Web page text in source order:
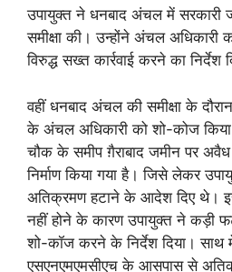
उपायुक्त ने धनबाद अंचल में सरकारी
समीक्षा की। उन्होंने अंचल अधिकारी
विरुद्ध सख्त कार्रवाई करने का निर्देश
वहीं धनबाद अंचल की समीक्षा के
के अंचल अधिकारी को शो-कोज
चौक के समीप ग़ैराबाद जमीन पर
निर्माण किया गया है। जिसे लेकर
अतिक्रमण हटाने के आदेश दिए थे। इस
नहीं होने के कारण उपायुक्त ने कड़ी
शो-कॉज करने के निर्देश दिया। साथ
एसएनएमएमसीएच के आसपास से